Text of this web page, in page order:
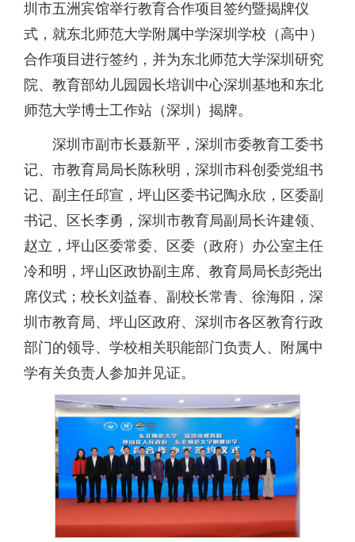
圳市五洲宾馆举行教育合作项目签约暨揭牌仪
式，就东北师范大学附属中学深圳学校（高中）
合作项目进行签约，并为东北师范大学深圳研究
院、教育部幼儿园园长培训中心深圳基地和东北
师范大学博士工作站（深圳）揭牌。
深圳市副市长聂新平，深圳市委教育工委书
记、市教育局局长陈秋明，深圳市科创委党组书
记、副主任邱宣，坪山区委书记陶永欣，区委副
书记、区长李勇，深圳市教育局副局长许建领、
赵立，坪山区委常委、区委（政府）办公室主任
冷和明，坪山区政协副主席、教育局局长彭尧出
席仪式；校长刘益春、副校长常青、徐海阳，深
圳市教育局、坪山区政府、深圳市各区教育行政
部门的领导、学校相关职能部门负责人、附属中
学有关负责人参加并见证。